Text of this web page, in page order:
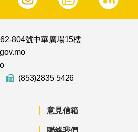
804號中華廣場15樓
(853)2835 5426
意見信箱
聯絡我們